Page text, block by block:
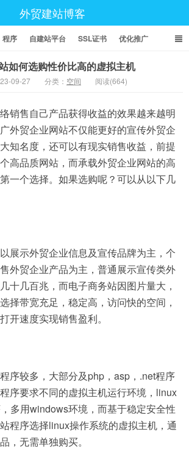
外贸建站博客
程序 自建站平台 SSL证书 优化推广
如何选购性价比高的虚拟主机
09-27 分类： 空间 阅读(664)
销售自己产品获得收益的效果越来越明
外贸企业网站不仅能更好的宣传外贸企
知名度，还可以有现实销售收益，前提
高品质网站，而承载外贸企业网站的高
一个选择。如果选购呢？可以从以下几
展示外贸企业信息及宣传品牌为主，个
外贸企业产品为主，普通展示宣传类外
十几百兆，而电子商务站因图片量大，
择带宽充足，稳定高，访问快的空间，
开速度实现销售盈利。
序较多，大部分及php，asp，.net程序
序要求不同的虚拟主机运行环境，linux
多用windows环境，而基于稳定安全性
程序选择linux操作系统的虚拟主机，通
，无需单独购买。